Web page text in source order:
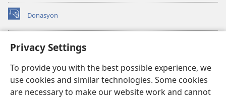
Privacy Settings
To provide you with the best possible experience, we
use cookies and similar technologies. Some cookies
are necessary to make our website work and cannot
Donasyon
(opens
new
Watchtower ONLINE LIBRARY™
(opens
window)JW Hub
(opens
new
window)JW Library